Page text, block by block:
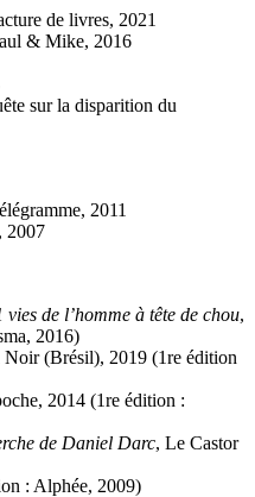
de livres, 2021
& Mike, 2016
sur la disparition du
2011
2007
de l’homme à tête de chou,
2016)
Noir (Brésil), 2019 (1re édition
2014 (1re édition :
de Daniel Darc, Le Castor
: Alphée, 2009)